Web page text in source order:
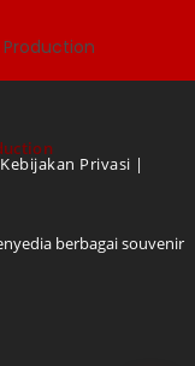
Kebijakan Privasi |
berbagai souvenir